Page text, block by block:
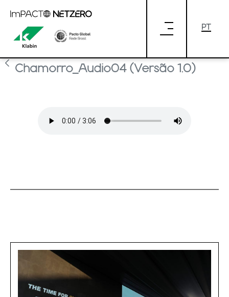
Entrevista-Paulina-
Chamorro_Audio04
Entrevista-Paulina-
Chamorro_Audio04 (Versão 1.0)